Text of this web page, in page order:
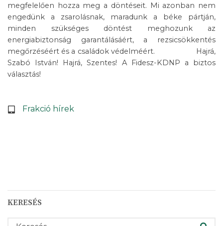
megfelelően hozza meg a döntéseit. Mi azonban nem
engedünk a zsarolásnak, maradunk a béke pártján,
minden szükséges döntést meghozunk az
energiabiztonság garantálásáért, a rezsicsökkentés
megőrzéséért és a családok védelméért. Hajrá,
Szabó István! Hajrá, Szentes! A Fidesz-KDNP a biztos
választás!
Frakció hírek
KERESÉS
KERESÉS